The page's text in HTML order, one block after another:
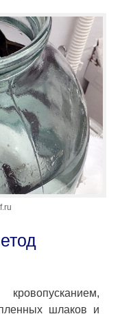
шлаков и